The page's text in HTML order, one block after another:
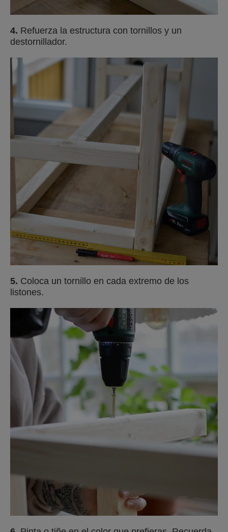
4. Refuerza la estructura con tornillos y un
destornillador.
5. Coloca un tornillo en cada extremo de los
listones.